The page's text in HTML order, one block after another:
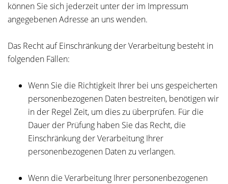
können Sie sich jederzeit unter der im Impressum
angegebenen Adresse an uns wenden.
Das Recht auf Einschränkung der Verarbeitung besteht in
folgenden Fällen:
Wenn Sie die Richtigkeit Ihrer bei uns gespeicherten
personenbezogenen Daten bestreiten, benötigen wir
in der Regel Zeit, um dies zu überprüfen. Für die
Dauer der Prüfung haben Sie das Recht, die
Einschränkung der Verarbeitung Ihrer
personenbezogenen Daten zu verlangen.
Wenn die Verarbeitung Ihrer personenbezogenen